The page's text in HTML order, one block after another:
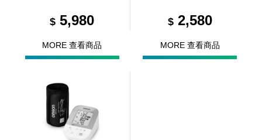
$5,980
MORE 查看商品
$2,580
MORE 查看商品